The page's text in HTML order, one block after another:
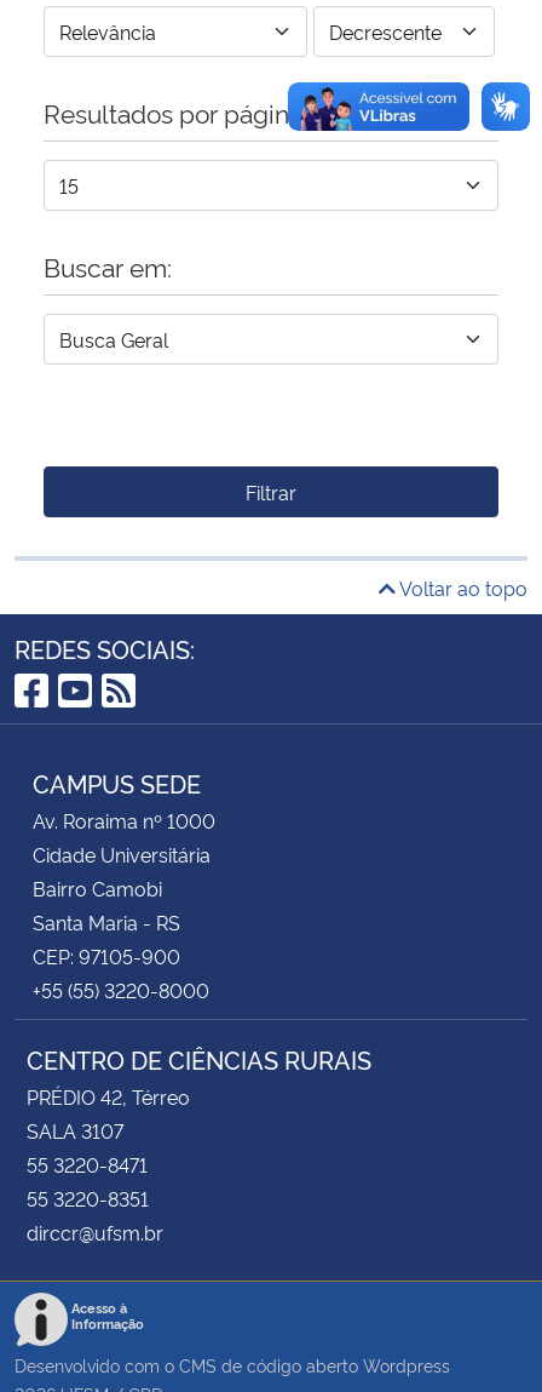
Advocacia-Geral da União
Planalto
Resultados por página:
Buscar em:
Filtrar
Voltar ao topo
REDES SOCIAIS:
Facebook
YouTube
RSS
CAMPUS SEDE
Av. Roraima nº 1000
Cidade Universitária
Bairro Camobi
Santa Maria - RS
CEP: 97105-900
+55 (55) 3220-8000
CENTRO DE CIÊNCIAS RURAIS
PRÉDIO 42, Térreo
SALA 3107
55 3220-8471
55 3220-8351
dirccr@ufsm.br
Acesso à
Informação
Desenvolvido com o CMS de código aberto Wordpress